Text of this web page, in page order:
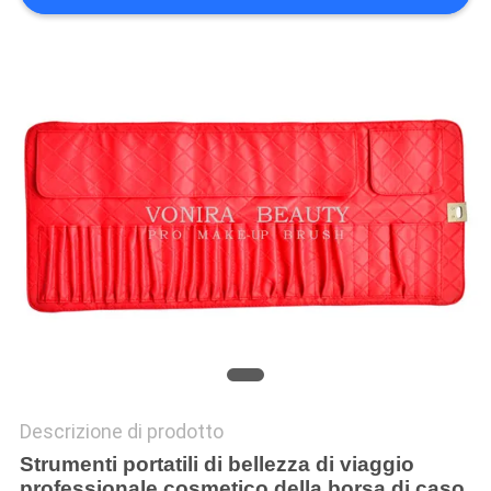
Descrizione di prodotto
Strumenti portatili di bellezza di viaggio